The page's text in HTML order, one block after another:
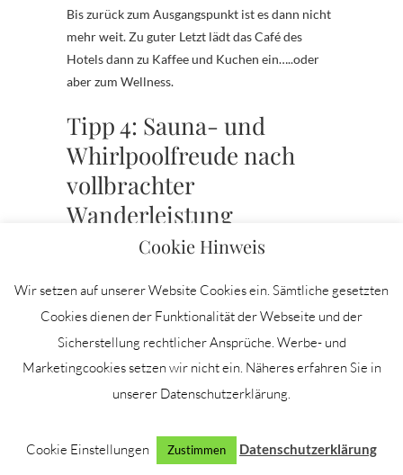
Bis zurück zum Ausgangspunkt ist es dann nicht
mehr weit. Zu guter Letzt lädt das Café des
Hotels dann zu Kaffee und Kuchen ein…..oder
aber zum Wellness.
Tipp 4: Sauna- und
Whirlpoolfreude nach
vollbrachter
Wanderleistung
Was gibt es Besseres als nach dem Wandern die
Okelmann’s hat in dieser Hinsicht optimal für
seine Gäste vorgesorgt. Ein Saunawagen im
Tinyhouse Stil und ein Outdoorwhirlpool sind
ideal, um nach dem Wandern zu relaxen.
Cookie Hinweis
Wir setzen auf unserer Website Cookies ein. Sämtliche gesetzten
Cookies dienen der Funktionalität der Webseite und der
Sicherstellung rechtlicher Ansprüche. Werbe- und
Marketingcookies setzen wir nicht ein. Näheres erfahren Sie in
unserer Datenschutzerklärung.
Cookie Einstellungen Zustimmen Datenschutzerklärung